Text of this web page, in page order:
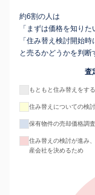
約6割の人は
「まずは価格を知りた
「住み替え検討開始時
と売るかどうかを判断
査
もともと住み替えをす
住み替えについての検
保有物件の売却価格調
住み替えの検討が進み
産会社を決めるため